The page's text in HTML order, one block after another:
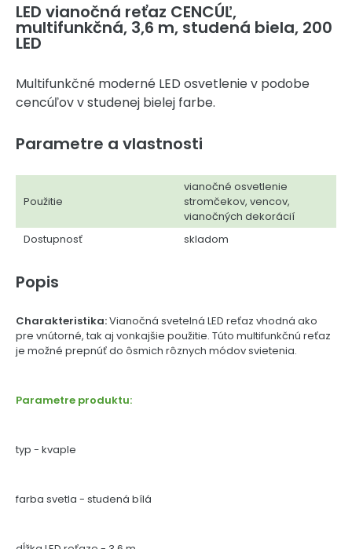
LED vianočná reťaz CENCÚĽ,
multifunkčná, 3,6 m, studená biela, 200
LED
Multifunkčné moderné LED osvetlenie v podobe
cencúľov v studenej bielej farbe.
Parametre a vlastnosti
Použitie
vianočné osvetlenie
stromčekov, vencov,
vianočných dekorácií
Dostupnosť
skladom
Popis
Charakteristika:Vianočná svetelná LED reťaz vhodná ako
pre vnútorné, tak aj vonkajšie použitie. Túto multifunkčnú reťaz
je možné prepnúť do ôsmich rôznych módov svietenia.
Parametre produktu:
typ - kvaple
farba svetla - studená bílá